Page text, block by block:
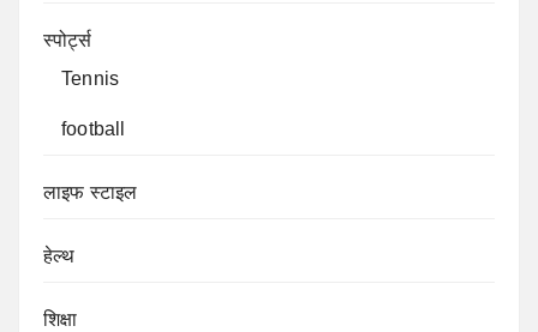
स्पोर्ट्स
Tennis
football
लाइफ स्टाइल
हेल्थ
शिक्षा